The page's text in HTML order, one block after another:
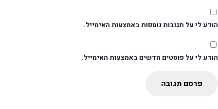
לי על תגובות נוספות באמצעות האימייל.
לי על פוסטים חדשים באמצעות האימייל.
פרסם תגובה